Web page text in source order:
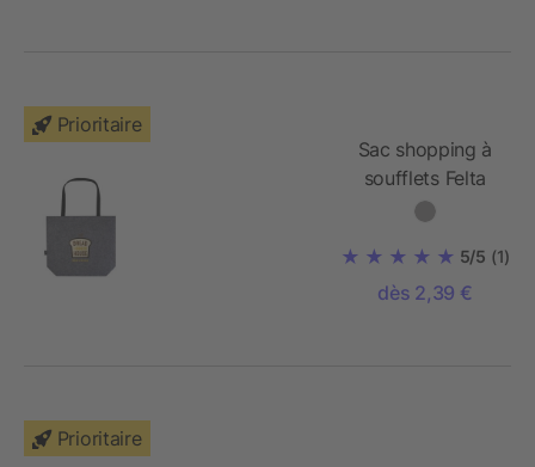
Prioritaire
Sac shopping à
soufflets Felta
GRS en feutrine
5/5 (1)
dès 2,39 €
Prioritaire